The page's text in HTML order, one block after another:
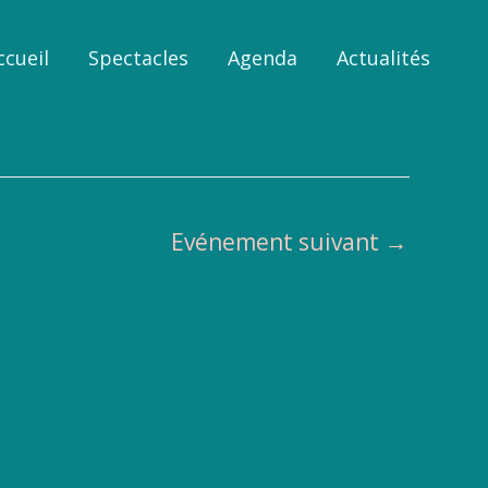
Spectacles Agenda Actualités
Evénement suivant →